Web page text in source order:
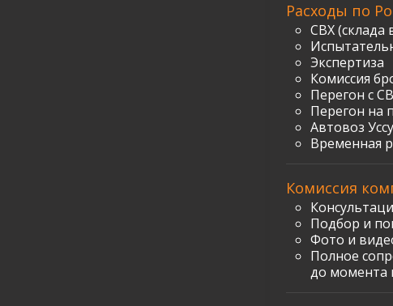
Расходы по
СВХ (склада
Экспертиза
Комиссия
Перегон с
Перегон на
Автовоз
Временная
Комиссия
Подбор и
Фото и
Полное
до момента